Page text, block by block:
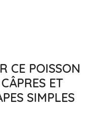
CE POISSON
ET
SIMPLES